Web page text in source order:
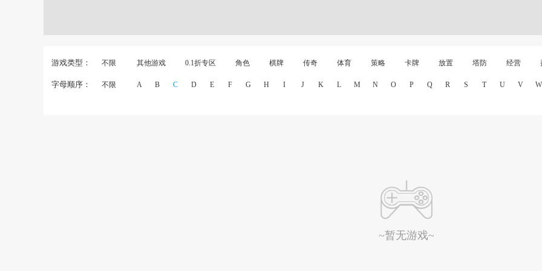
游戏类型： 不限 其他游戏 0.1折专区 角色 棋牌 传奇 体育 策略 卡牌 放置 塔防 经营
字母顺序： 不限 A B C D E F G H I J K L M N O P Q R S T U V W
~暂无游戏~